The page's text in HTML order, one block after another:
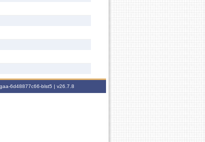
6d48877c66-blst5 | v26.7.8